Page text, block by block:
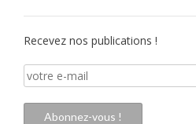
Recevez nos publications !
votre
e-
mail
Abonnez-vous !